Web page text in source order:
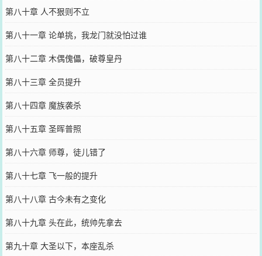
第八十章 人不狠则不立
第八十一章 论单挑，我龙门就没怕过谁
第八十二章 木偶傀儡，破尊皇丹
第八十三章 全员提升
第八十四章 魔族袭杀
第八十五章 圣晖普照
第八十六章 师尊，徒儿错了
第八十七章 飞一般的提升
第八十八章 古今未有之变化
第八十九章 头在此，统帅先拿去
第九十章 大圣以下，本座乱杀